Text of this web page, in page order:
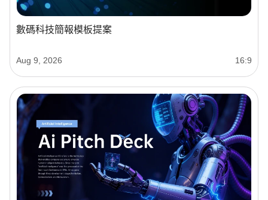
數碼科技簡報模板提案
Aug 9, 2026 16:9